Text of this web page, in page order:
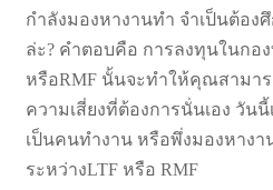
กำลังมองหางานทำ จำเป็นต้อง
ล่ะ? คำตอบคือ การลงทุนในกอ
หรือRMF นั้นจะทำให้คุณสามา
ความเสี่ยงที่ต้องการนั่นเอง วันนี้
เป็นคนทำงาน หรือพึ่งมองหาง
ระหว่างLTF หรือ RMF